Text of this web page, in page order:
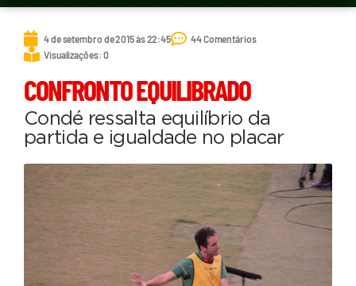
4 de setembro de 2015 às 22:45
44 Comentários
Visualizações: 0
CONFRONTO EQUILIBRADO
Condé ressalta equilíbrio da
partida e igualdade no placar